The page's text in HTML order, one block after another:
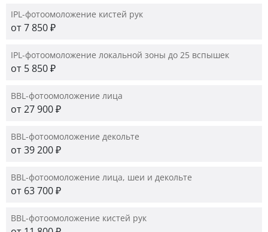
IPL-фотоомоложение кистей рук
от 7 850 ₽
IPL-фотоомоложение локальной зоны до 25 вспышек
от 5 850 ₽
BBL-фотоомоложение лица
от 27 900 ₽
BBL-фотоомоложение декольте
от 39 200 ₽
BBL-фотоомоложение лица, шеи и декольте
от 63 700 ₽
BBL-фотоомоложение кистей рук